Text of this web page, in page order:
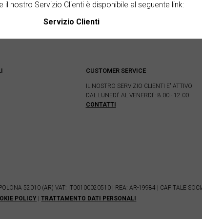
CUSTOMER SERVICE
IL NOSTRO SERVIZIO CLIENTI E' ATTIVO
DAL LUNEDI' AL VENERDI': 8.00 - 12.00
CONTATTI
52010 (AR) VAT: IT00100020510 | REA: AR-19984 | CAPITALE
POLICY |TRATTAMENTO DATI PERSONALI
il nostro Servizio Clienti è disponibile al seguente link:
Servizio Clienti